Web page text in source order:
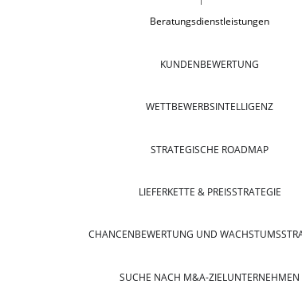
Beratungsdienstleistungen
KUNDENBEWERTUNG
WETTBEWERBSINTELLIGENZ
STRATEGISCHE ROADMAP
LIEFERKETTE & PREISSTRATEGIE
CHANCENBEWERTUNG UND
SUCHE NACH M&A-ZIELUNTERNEHMEN